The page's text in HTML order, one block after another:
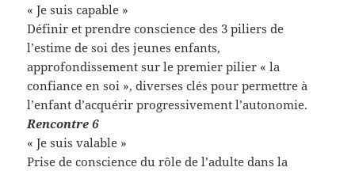
« Je suis capable »
Définir et prendre conscience des 3 piliers de
l’estime de soi des jeunes enfants,
approfondissement sur le premier pilier « la
confiance en soi », diverses clés pour permettre à
l’enfant d’acquérir progressivement l’autonomie.
Rencontre 6
« Je suis valable »
Prise de conscience du rôle de l’adulte dans la